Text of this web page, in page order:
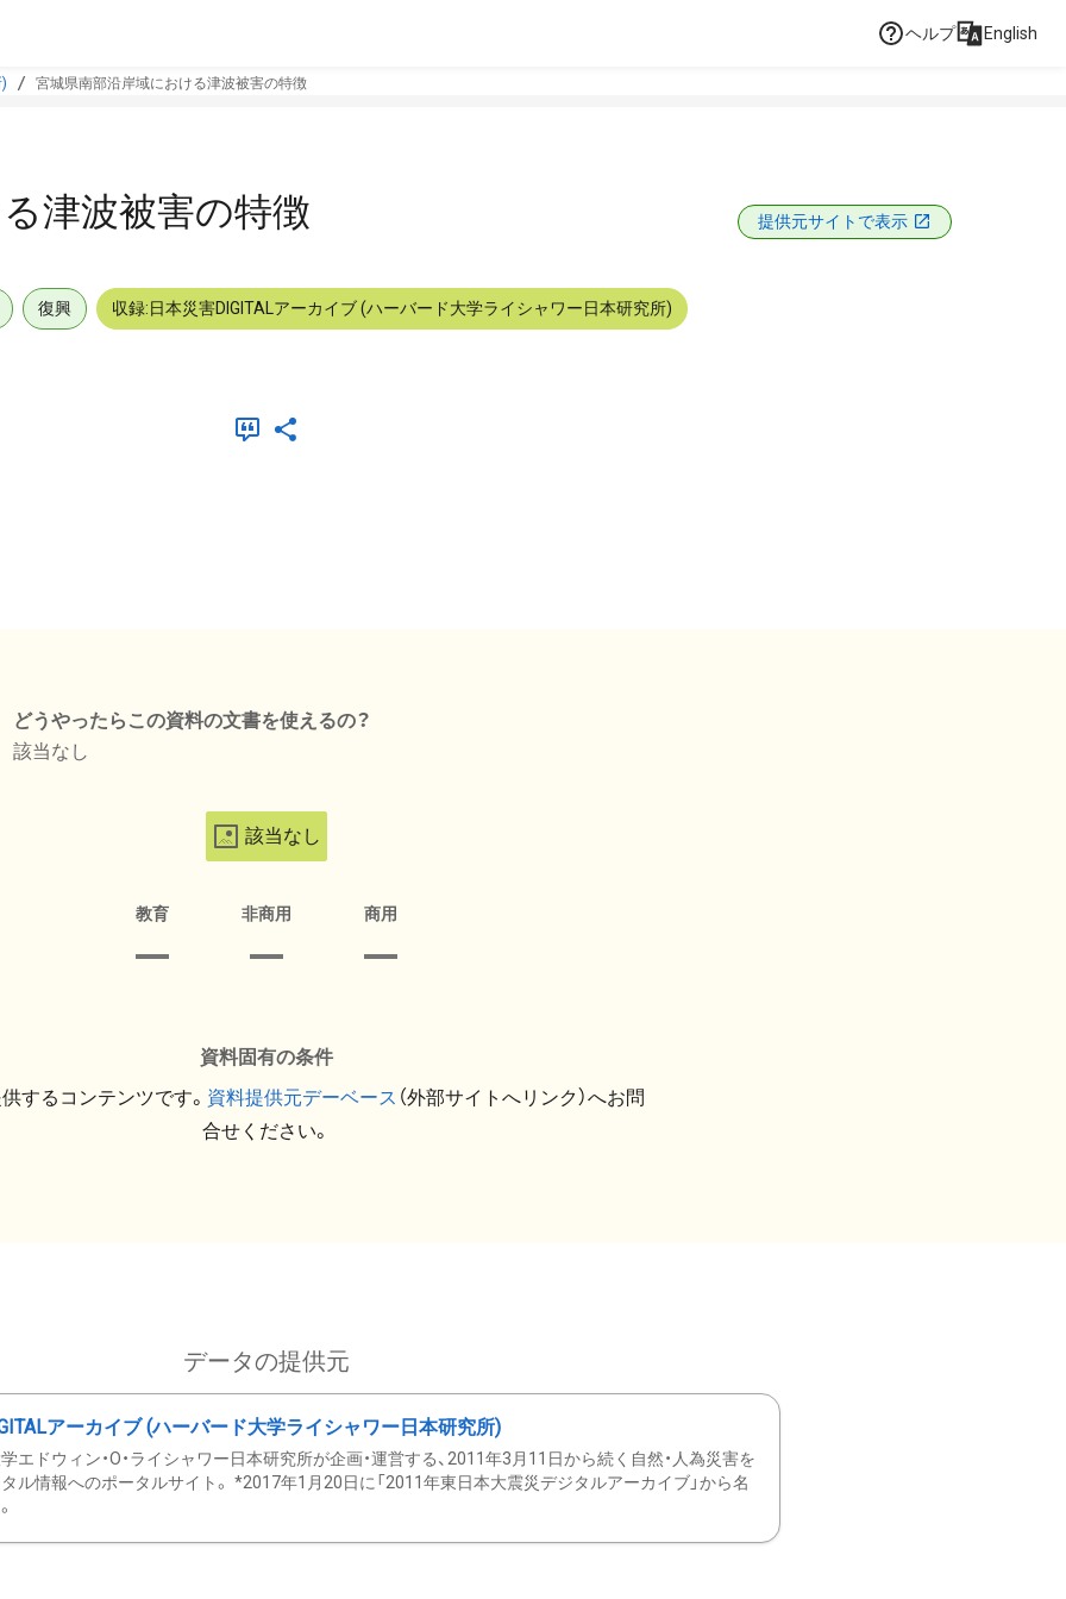
ヘルプ English
宮城県南部沿岸域における津波被害の特徴
津波被害の特徴 提供元サイトで表示
復興 収録:日本災害DIGITALアーカイブ (ハーバード大学ライシャワー日本研究所)
どうやったらこの資料の文書を使えるの？
該当なし
該当なし
教育 非商用 商用
資料固有の条件
するコンテンツです。 資料提供元デーベース （外部サイトへリンク）へお問
合せください。
データの提供元
アーカイブ (ハーバード大学ライシャワー日本研究所)
エドウィン・O・ライシャワー日本研究所が企画・運営する、2011年3月11日から続く自然・人為災害を
ル情報へのポータルサイト。 *2017年1月20日に「2011年東日本大震災デジタルアーカイブ」から名